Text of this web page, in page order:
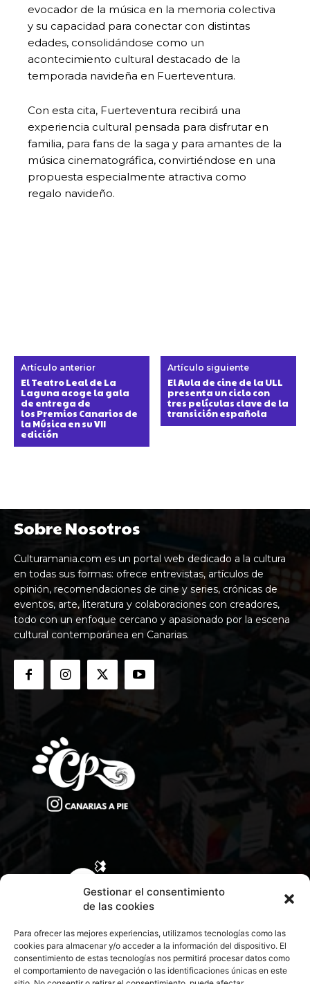
Gestionar el consentimiento
de las cookies
Para ofrecer las mejores experiencias, utilizamos tecnologías como las
cookies para almacenar y/o acceder a la información del dispositivo. El
consentimiento de estas tecnologías nos permitirá procesar datos como
el comportamiento de navegación o las identificaciones únicas en este
evocador de la música en la memoria colectiva
y su capacidad para conectar con distintas
edades, consolidándose como un
acontecimiento cultural destacado de la
temporada navideña en Fuerteventura.
Con esta cita, Fuerteventura recibirá una
experiencia cultural pensada para disfrutar en
familia, para fans de la saga y para amantes de la
música cinematográfica, convirtiéndose en una
propuesta especialmente atractiva como
regalo navideño.
Artículo anterior
El Teatro Leal de La
Laguna acoge la gala
de entrega de
los Premios Canarios de
la Música en su VII
edición
Artículo siguiente
El Aula de cine de la ULL
presenta un ciclo con
tres películas clave de la
transición española
Sobre Nosotros
Culturamania.com es un portal web dedicado a la cultura
en todas sus formas: ofrece entrevistas, artículos de
opinión, recomendaciones de cine y series, crónicas de
eventos, arte, literatura y colaboraciones con creadores,
todo con un enfoque cercano y apasionado por la escena
cultural contemporánea en Canarias.